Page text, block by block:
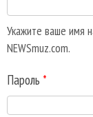
Укажите ваше имя
NEWSmuz.com.
Пароль *